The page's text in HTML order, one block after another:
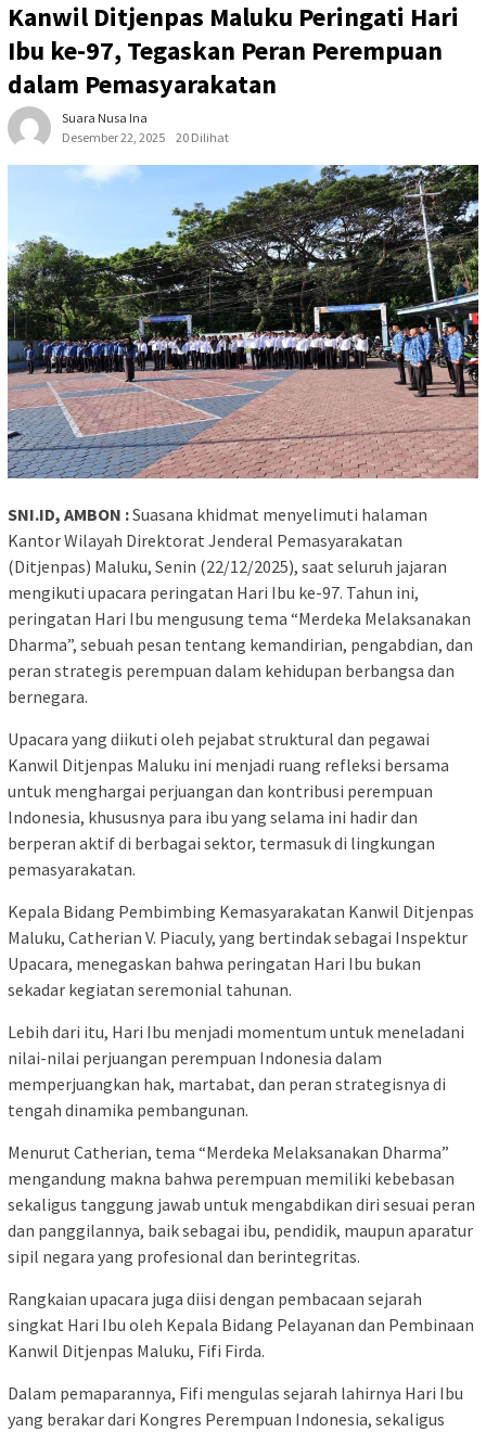
Kanwil Ditjenpas Maluku Peringati Hari
Ibu ke-97, Tegaskan Peran Perempuan
dalam Pemasyarakatan
Suara Nusa Ina
Desember 22, 2025
20 Dilihat
SNI.ID, AMBON :Suasana khidmat menyelimuti halaman
Kantor Wilayah Direktorat Jenderal Pemasyarakatan
(Ditjenpas) Maluku, Senin (22/12/2025), saat seluruh jajaran
mengikuti upacara peringatan Hari Ibu ke-97. Tahun ini,
peringatan Hari Ibu mengusung tema “Merdeka Melaksanakan
Dharma”, sebuah pesan tentang kemandirian, pengabdian, dan
peran strategis perempuan dalam kehidupan berbangsa dan
bernegara.
Upacara yang diikuti oleh pejabat struktural dan pegawai
Kanwil Ditjenpas Maluku ini menjadi ruang refleksi bersama
untuk menghargai perjuangan dan kontribusi perempuan
Indonesia, khususnya para ibu yang selama ini hadir dan
berperan aktif di berbagai sektor, termasuk di lingkungan
pemasyarakatan.
Kepala Bidang Pembimbing Kemasyarakatan Kanwil Ditjenpas
Maluku, Catherian V. Piaculy, yang bertindak sebagai Inspektur
Upacara, menegaskan bahwa peringatan Hari Ibu bukan
sekadar kegiatan seremonial tahunan.
Lebih dari itu, Hari Ibu menjadi momentum untuk meneladani
nilai-nilai perjuangan perempuan Indonesia dalam
memperjuangkan hak, martabat, dan peran strategisnya di
tengah dinamika pembangunan.
Menurut Catherian, tema “Merdeka Melaksanakan Dharma”
mengandung makna bahwa perempuan memiliki kebebasan
sekaligus tanggung jawab untuk mengabdikan diri sesuai peran
dan panggilannya, baik sebagai ibu, pendidik, maupun aparatur
sipil negara yang profesional dan berintegritas.
Rangkaian upacara juga diisi dengan pembacaan sejarah
singkat Hari Ibu oleh Kepala Bidang Pelayanan dan Pembinaan
Kanwil Ditjenpas Maluku, Fifi Firda.
Dalam pemaparannya, Fifi mengulas sejarah lahirnya Hari Ibu
yang berakar dari Kongres Perempuan Indonesia, sekaligus